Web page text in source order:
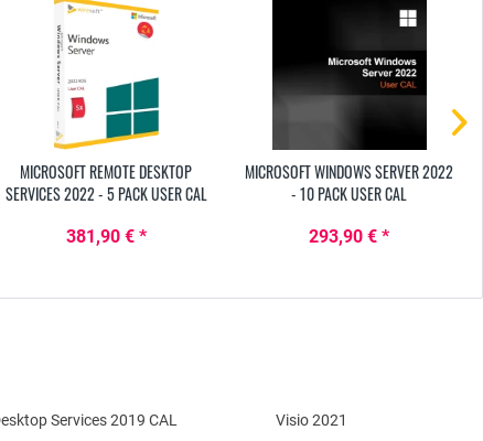
MICROSOFT REMOTE DESKTOP
SERVICES 2022 - 5 PACK USER CAL
381,90 € *
MICROSOFT WINDOWS SERVER 2022
- 10 PACK USER CAL
293,90 € *
Services 2019 CAL
Visio 2021